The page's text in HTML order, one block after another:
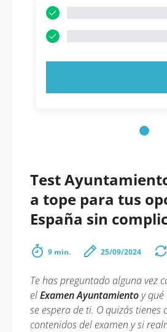
Test
a tope para tus
España sin
9 min. 25/09/2024
Te has preguntado alguna vez
elExamen Ayuntamientoy
se espera de ti. O quizás tienes
contenidos del examen y si